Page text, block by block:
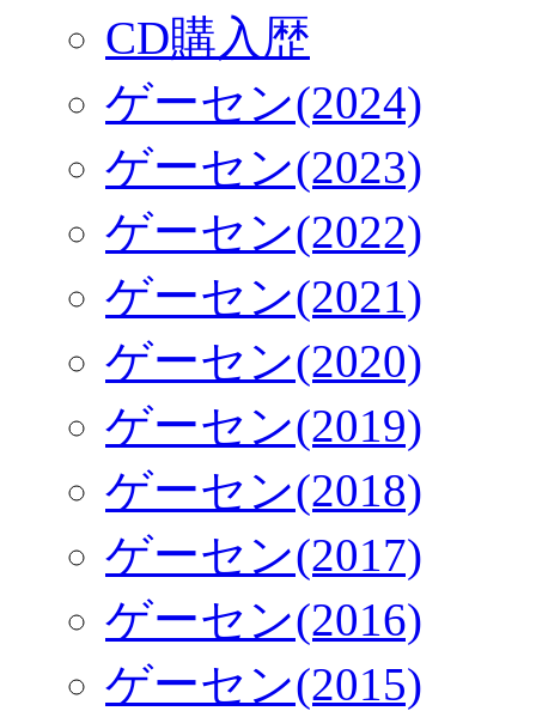
CD購入歴
ゲーセン(2024)
ゲーセン(2023)
ゲーセン(2022)
ゲーセン(2021)
ゲーセン(2020)
ゲーセン(2019)
ゲーセン(2018)
ゲーセン(2017)
ゲーセン(2016)
ゲーセン(2015)